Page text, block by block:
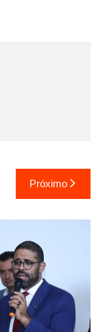
Próximo